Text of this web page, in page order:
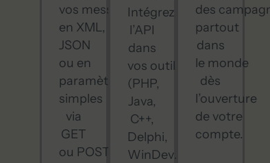
vos messages
en XML,
JSON
ou en
paramètres
simples
via
GET
ou POST.
Intégrez
l’API
dans
vos outils
(PHP,
Java,
C++,
Delphi,
WinDev…)
des
partout
dans
le monde
dès
l’ouverture
de votre
compte.